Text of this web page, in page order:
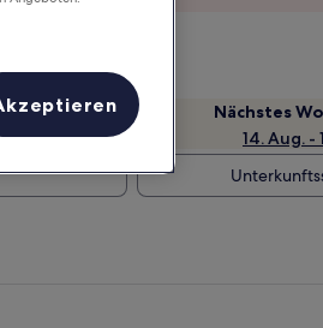
Nächstes
14. Aug. -